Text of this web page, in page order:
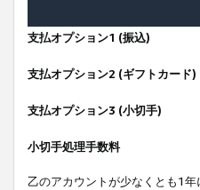
支払オプション1 (振込)
支払オプション2 (ギフトカード)
支払オプション3 (小切手)
小切手処理手数料
乙のアカウントが少なくとも1